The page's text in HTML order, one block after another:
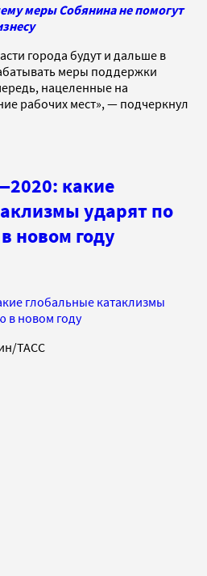
меры Собянина не помогут
города будут и дальше в
меры поддержки
нацеленные на
рабочих мест», — подчеркнул
какие
ударят по
новом году
глобальные катаклизмы
в новом году
ТАСС